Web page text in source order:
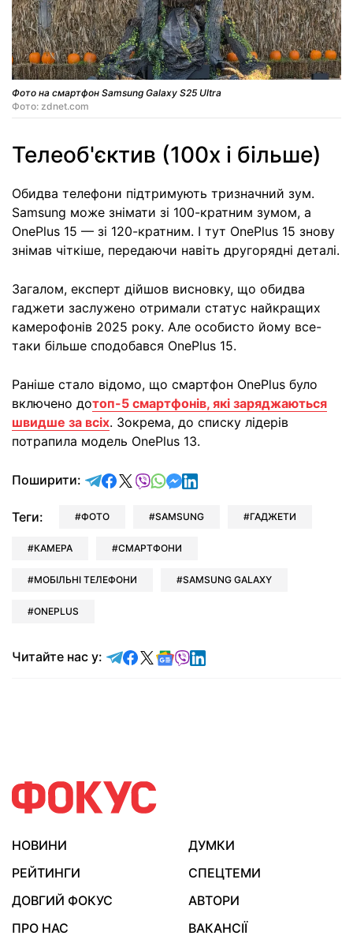
Фото на смартфон Samsung Galaxy S25 Ultra
Фото: zdnet.com
Телеоб'єктив (100x і більше)
Обидва телефони підтримують тризначний зум.
Samsung може знімати зі 100-кратним зумом, а
OnePlus 15 — зі 120-кратним. І тут OnePlus 15 знову
знімав чіткіше, передаючи навіть другорядні деталі.
Загалом, експерт дійшов висновку, що обидва
гаджети заслужено отримали статус найкращих
камерофонів 2025 року. Але особисто йому все-
таки більше сподобався OnePlus 15.
Раніше стало відомо, що смартфон OnePlus було
включено дотоп-5 смартфонів, які заряджаються
швидше за всіх. Зокрема, до списку лідерів
потрапила модель OnePlus 13.
Поширити: відправити у Telegram
поділитись у Facebook
поділитись у X
відправити у Viber
відправити у Whatsapp
відправити у Messenger
відправити у LinkedIn
Теги: ФОТО SAMSUNG ГАДЖЕТИ
КАМЕРА СМАРТФОНИ
МОБІЛЬНІ ТЕЛЕФОНИ SAMSUNG GALAXY
ONEPLUS
Читайте нас у: Читайте у Telegram
Читайте у Facebook
Читайте у X
Читайте у Google news
Читайте у Viber
Читайте у LinkedIn
НОВИНИ
ДУМКИ
РЕЙТИНГИ
СПЕЦТЕМИ
ДОВГИЙ ФОКУС
АВТОРИ
ПРО НАС
ВАКАНСІЇ